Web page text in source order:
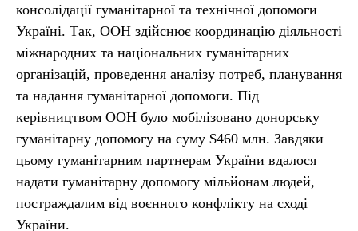
консолідації гуманітарної та технічної допомоги
Україні. Так, ООН здійснює координацію діяльності
міжнародних та національних гуманітарних
організацій, проведення аналізу потреб, планування
та надання гуманітарної допомоги. Під
керівництвом ООН було мобілізовано донорську
гуманітарну допомогу на суму $460 млн. Завдяки
цьому гуманітарним партнерам України вдалося
надати гуманітарну допомогу мільйонам людей,
постраждалим від воєнного конфлікту на сході
України.